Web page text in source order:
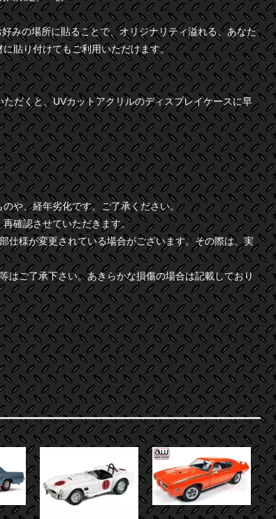
みの場所に貼ることで、オリジナリティ溢れる、あなた
貼り付けてもご利用いただけます。
だくと、UVカットアクリルのディスプレイケースに早
や、経年劣化です。ご了承ください。
確認させていただきます。
仕様が変更されている場合がございます。その際は、実
はご了承下さい。あきらかな損傷の場合は記載しており